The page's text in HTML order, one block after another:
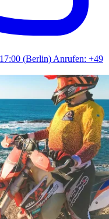
(Berlin)Anrufen: +49